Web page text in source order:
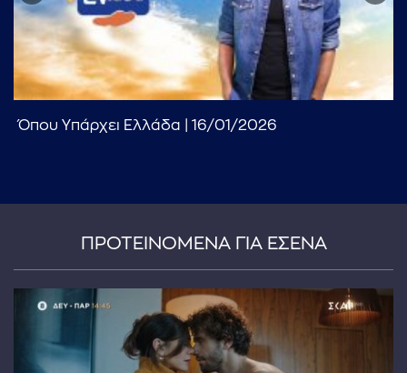
Όπου Υπάρχει Ελλάδα | 16/01/2026
ΠΡΟΤΕΙΝΟΜΕΝΑ ΓΙΑ ΕΣΕΝΑ